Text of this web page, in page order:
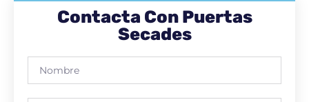
Contacta Con Puertas
Secades